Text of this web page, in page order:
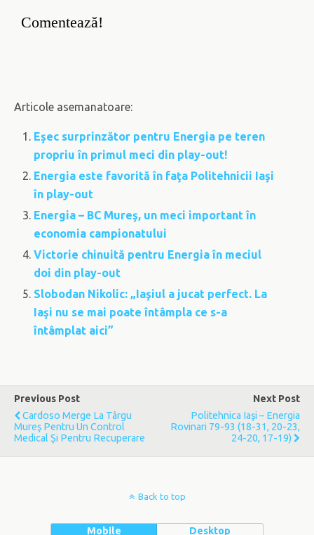
Comentează!
Articole asemanatoare:
Eşec surprinzător pentru Energia pe teren
propriu în primul meci din play-out!
Energia este favorită în faţa Politehnicii Iaşi
în play-out
Energia – BC Mureş, un meci important în
economia campionatului
Victorie chinuită pentru Energia în meciul
doi din play-out
Slobodan Nikolic: „Iaşiul a jucat perfect. La
Iaşi nu se mai poate întâmpla ce s-a
întâmplat aici”
Previous Post
Cardoso Merge La Târgu
Mureş Pentru Un Control
Medical Şi Pentru Recuperare
Next Post
Politehnica Iaşi – Energia
Rovinari 79-93 (18-31, 20-23,
24-20, 17-19)
Back to top
Mobile Desktop